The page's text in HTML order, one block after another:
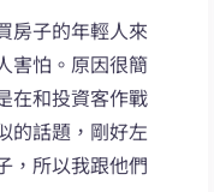
房子的年輕人來
害怕。原因很簡
在和投資客作戰
的話題，剛好左
，所以我跟他們